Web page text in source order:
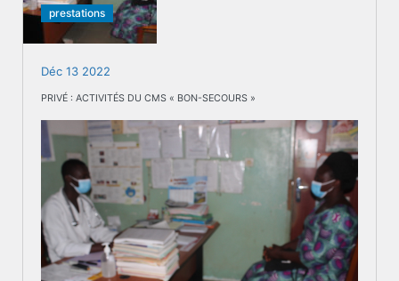
prestations
Déc 13 2022
PRIVÉ : ACTIVITÉS DU CMS « BON-SECOURS »